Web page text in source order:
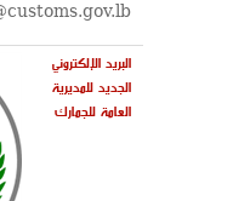
البريد الإلكتروني
الجديد للمديرية
العامة للجمارك